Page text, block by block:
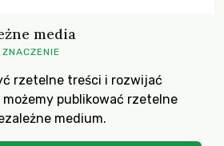
media
rzetelne treści i rozwijać
możemy publikować rzetelne
medium.